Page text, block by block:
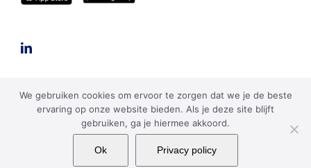
Copyright 2023 SAFE Apps BV | Alle rechten voorbehouden |
Privacy policy
We gebruiken cookies om ervoor te zorgen dat we je de beste
ervaring op onze website bieden. Als je deze site blijft
gebruiken, ga je hiermee akkoord.
Ok Privacy policy